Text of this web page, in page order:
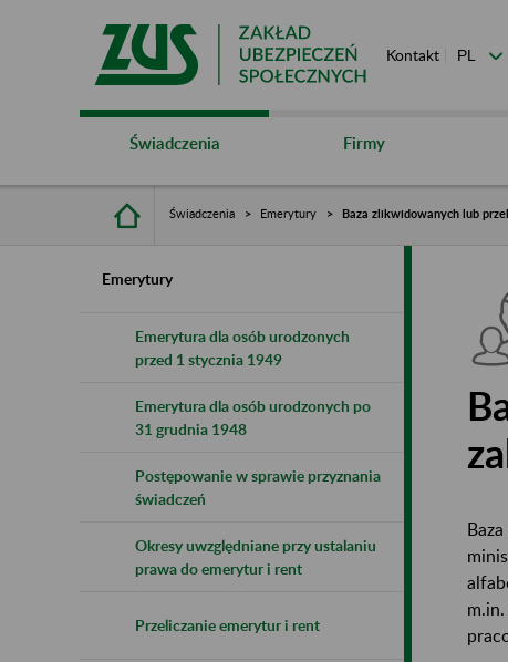
Kontakt
Świadczenia Firmy
Świadczenia Emerytury Baza zlikwidowanych lub
Emerytury
Emerytura dla osób urodzonych
przed 1 stycznia 1949
Emerytura dla osób urodzonych po
31 grudnia 1948
Postępowanie w sprawie przyznania
świadczeń
Okresy uwzględniane przy ustalaniu
prawa do emerytur i rent
Przeliczanie emerytur i rent